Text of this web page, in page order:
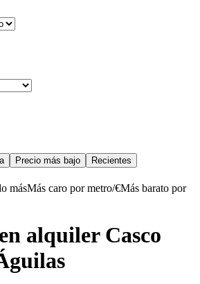
Precio más bajo
Recientes
másMás caro por metro/€Más barato por
alquiler Casco